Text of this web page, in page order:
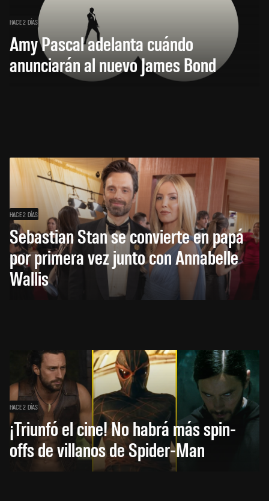
HACE 2 DÍAS
Amy Pascal adelanta cuándo
anunciarán al nuevo James Bond
HACE 2 DÍAS
Sebastian Stan se convierte en papá
por primera vez junto con Annabelle
Wallis
HACE 2 DÍAS
¡Triunfó el cine! No habrá más spin-
offs de villanos de Spider-Man